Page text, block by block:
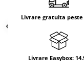
Livrare gratuita peste
Livrare Easybox: